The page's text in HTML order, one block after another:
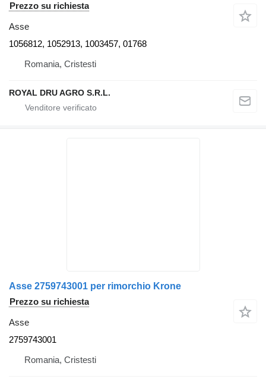
Prezzo su richiesta
Asse
1056812, 1052913, 1003457, 01768
Romania, Cristesti
ROYAL DRU AGRO S.R.L.
Asse 2759743001 per rimorchio Krone
Prezzo su richiesta
Asse
2759743001
Romania, Cristesti